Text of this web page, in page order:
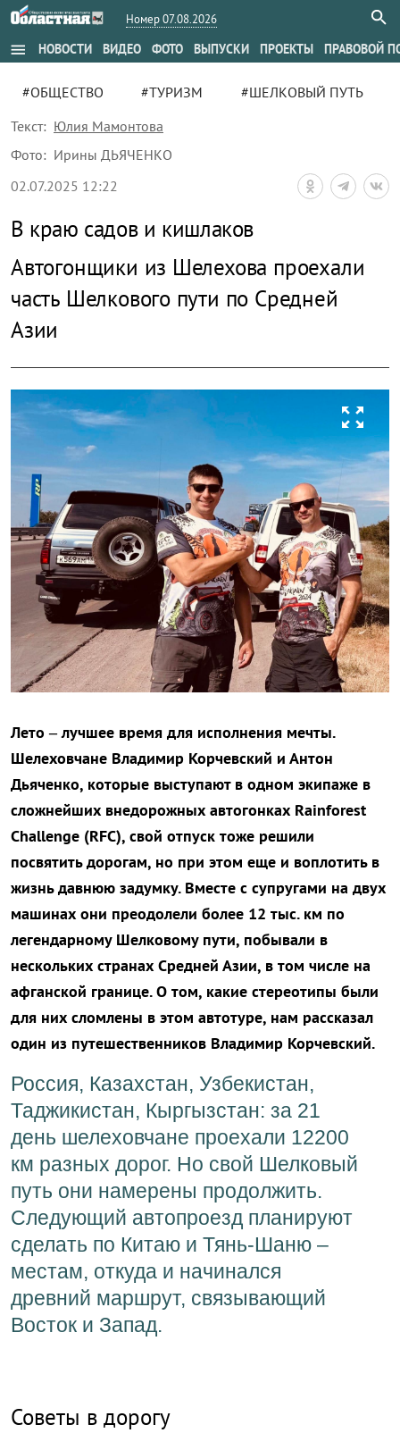
Номер 07.08.2026
menu НОВОСТИ ВИДЕО ФОТО ВЫПУСКИ ПРОЕКТЫ ПРАВОВОЙ
#ОБЩЕСТВО #ТУРИЗМ
#ШЕЛКОВЫЙ ПУТЬ
Текст: Юлия Мамонтова
Фото: Ирины ДЬЯЧЕНКО
02.07.2025 12:22
В краю садов и кишлаков
Автогонщики из Шелехова проехали
часть Шелкового пути по Средней
Азии
zoom_out_map
Лето – лучшее время для исполнения мечты.
Шелеховчане Владимир Корчевский и Антон
Дьяченко, которые выступают в одном экипаже в
сложнейших внедорожных автогонках Rainforest
Challenge (RFC), свой отпуск тоже решили
посвятить дорогам, но при этом еще и воплотить в
жизнь давнюю задумку. Вместе с супругами на двух
машинах они преодолели более 12 тыс. км по
легендарному Шелковому пути, побывали в
нескольких странах Средней Азии, в том числе на
афганской границе. О том, какие стереотипы были
для них сломлены в этом автотуре, нам рассказал
один из путешественников Владимир Корчевский.
Россия, Казахстан, Узбекистан,
Таджикистан, Кыргызстан: за 21
день шелеховчане проехали 12200
км разных дорог. Но свой Шелковый
путь они намерены продолжить.
Следующий автопроезд планируют
сделать по Китаю и Тянь-Шаню –
местам, откуда и начинался
древний маршрут, связывающий
Восток и Запад.
Советы в дорогу